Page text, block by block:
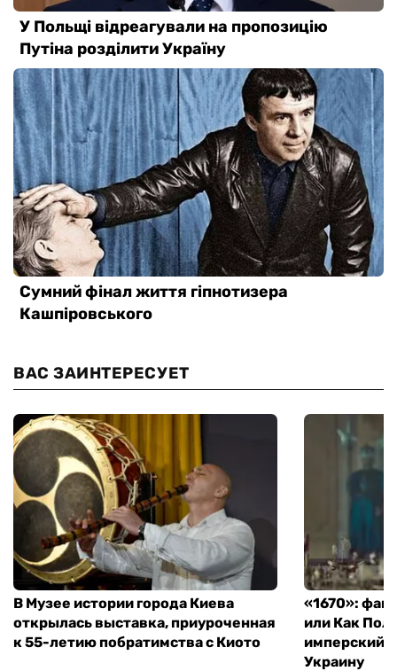
ВАС ЗАИНТЕРЕСУЕТ
В Музее истории города Киева
открылась выставка, приуроченная
к 55-летию побратимства с Киото
«1670»:
или Как
имперский
Украину